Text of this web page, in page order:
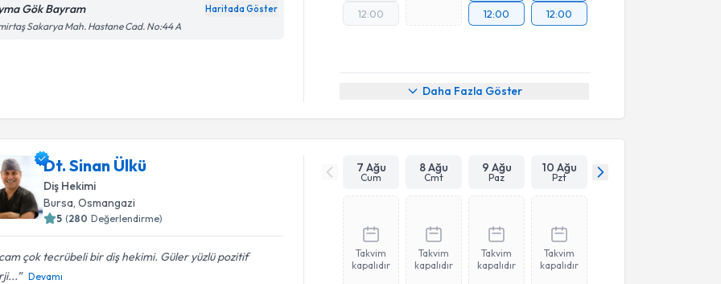
Gök Bayram Haritada Göster
Sakarya Mah. Hastane Cad. No:44 A
12:00
12:00
12:00
Daha Fazla Göster
Dt. Sinan Ülkü
Diş Hekimi
Bursa, Osmangazi
5 (280 Değerlendirme)
çok tecrübeli bir diş hekimi. Güler yüzlü pozitif
Devamı
7 Ağu
Cum
8 Ağu
Cmt
9 Ağu
Paz
10 Ağu
Pzt
Takvim
kapalıdır
Takvim
kapalıdır
Takvim
kapalıdır
Takvim
kapalıdır